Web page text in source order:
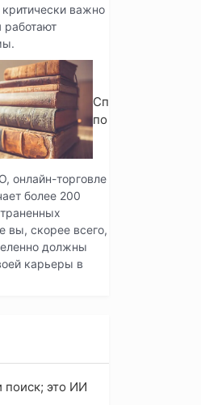
критически важно
работают
Справочник
по SEO
онлайн-торговле
более 200
вы, скорее всего,
должны
карьеры в
это ИИ